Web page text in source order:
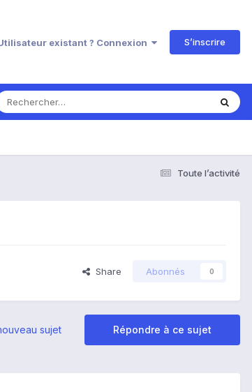
existant ? Connexion S’inscrire
Toute l’activité
Share Abonnés 0
Répondre à ce sujet
sujet